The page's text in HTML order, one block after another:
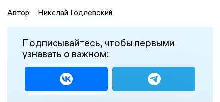
Автор:
Николай Годлевский
Подписывайтесь, чтобы первыми
узнавать о важном: